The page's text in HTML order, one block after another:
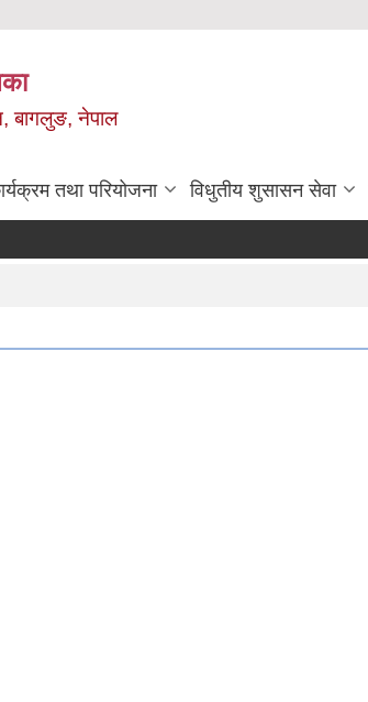
बागलुङ, नेपाल
तथा परियोजना विधुतीय शुसासन सेवा